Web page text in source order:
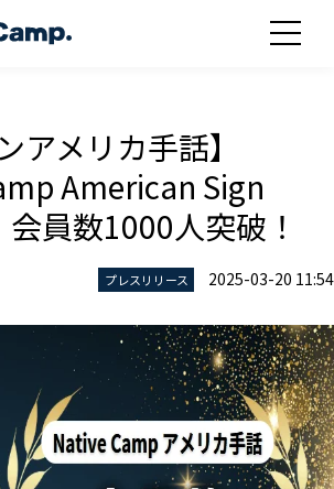
アメリカ手話】
American Sign
員数1000人突破！
プレスリリース 2025-03-20 11:54